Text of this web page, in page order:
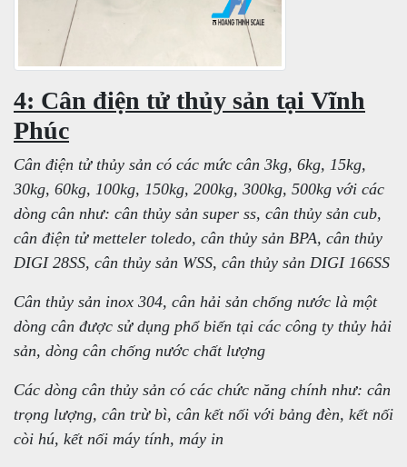
4: Cân điện tử thủy sản tại Vĩnh
Phúc
Cân điện tử thủy sản có các mức cân 3kg, 6kg, 15kg,
30kg, 60kg, 100kg, 150kg, 200kg, 300kg, 500kg với các
dòng cân như: cân thủy sản super ss, cân thủy sản cub,
cân điện tử metteler toledo, cân thủy sản BPA, cân thủy
DIGI 28SS, cân thủy sản WSS, cân thủy sản DIGI 166SS
Cân thủy sản inox 304, cân hải sản chống nước là một
dòng cân được sử dụng phổ biến tại các công ty thủy hải
sản, dòng cân chống nước chất lượng
Các dòng cân thủy sản có các chức năng chính như: cân
trọng lượng, cân trừ bì, cân kết nối với bảng đèn, kết nối
còi hú, kết nối máy tính, máy in